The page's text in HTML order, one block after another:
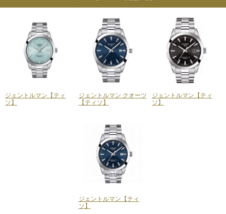
ジェントルマン【ティ
ソ】
ジェントルマン クオーツ
【ティソ】
ジェントルマン【ティ
ソ】
ジェントルマン【ティ
ソ】